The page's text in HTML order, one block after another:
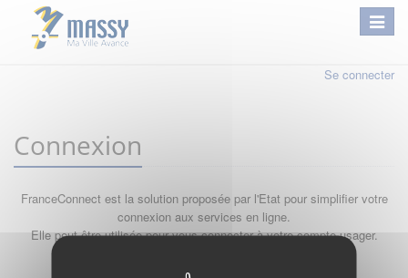
Se connecter
Connexion
FranceConnect est la solution proposée par l'Etat pour simplifier votre
connexion aux services en ligne.
Elle peut être utilisée pour vous connecter à votre compte usager.